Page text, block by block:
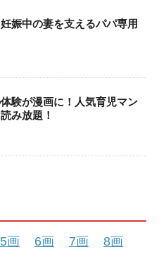
娠中の妻を支えるパパ専用
験が漫画に！人気育児マン
み放題！
5画 6画 7画
8画